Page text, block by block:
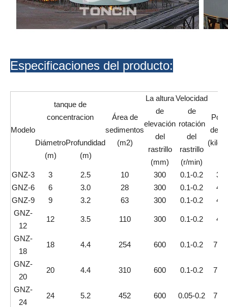
Especificaciones del producto:
Modelo
tanque de
concentracion
Área de
sedimentos
(m2)
La altura
de
elevación
del
rastrillo
(mm)
Velocidad
de
rotación
del
rastrillo
(r/min)
del
Diámetro
(m)
Profundidad
(m)
GNZ-3 3 2.5 10 300 0.1-0.2
GNZ-6
6 3.0 28 300 0.1-0.2
GNZ-9
9 3.2 63 300 0.1-0.2
GNZ-
12
12 3.5 110 300 0.1-0.2
GNZ-
18
18 4.4 254 600 0.1-0.2
GNZ-
20
20 4.4 310 600 0.1-0.2
GNZ-
24
24 5.2 452 600 0.05-0.2